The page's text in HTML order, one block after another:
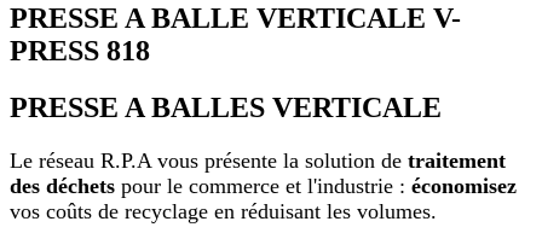
PRESSE A BALLE VERTICALE V-
PRESS 818
PRESSE A BALLES VERTICALE
Le réseau R.P.A vous présente la solution de traitement
des déchets pour le commerce et l'industrie : économisez
vos coûts de recyclage en réduisant les volumes.